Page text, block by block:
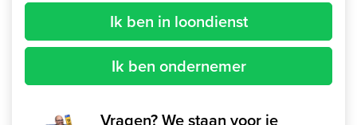
Ik ben in loondienst
Ik ben ondernemer
Vragen? We staan voor je